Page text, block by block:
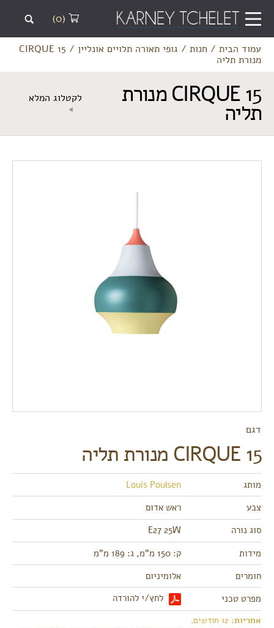
(0)
עמוד הבית/ חנות/ גופי תאורה תלויים אונליין/
CIRQUE 15
מנורת תליה
CIRQUE 15 מנורת
תליה לקטלוג המלא
דגם
CIRQUE 15 מנורת תליה
מותג
Louis Poulsen
צבע
ראש אדום
סוג נורה
E27 25W
מידות
ק: 150 מ"מ, ג: 189 מ"מ
חומרים
אלומיניום
מפרט טכני
לחץ/י להורדה
אחריות: 12 חודשים.